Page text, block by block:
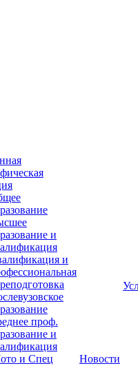
и
и
проф.
и
и Спец
Новости